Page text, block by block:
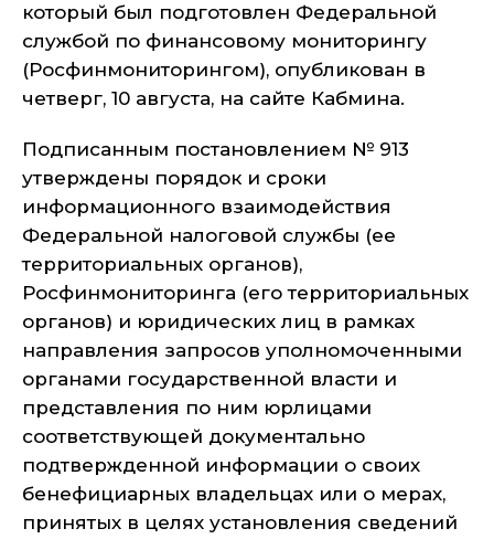
который был подготовлен Федеральной
службой по финансовому мониторингу
(Росфинмониторингом), опубликован в
четверг, 10 августа, на сайте Кабмина.
Подписанным постановлением № 913
утверждены порядок и сроки
информационного взаимодействия
Федеральной налоговой службы (ее
территориальных органов),
Росфинмониторинга (его территориальных
органов) и юридических лиц в рамках
направления запросов уполномоченными
органами государственной власти и
представления по ним юрлицами
соответствующей документально
подтвержденной информации о своих
бенефициарных владельцах или о мерах,
принятых в целях установления сведений